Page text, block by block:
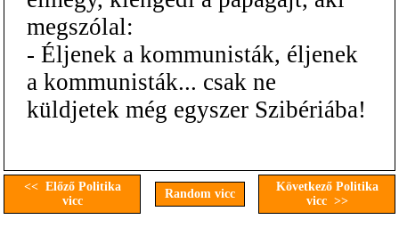
megszólal:
- Éljenek a kommunisták, éljenek
a kommunisták... csak ne
küldjetek még egyszer Szibériába!
<< Előző Politika
vicc
Random vicc
Következő Politika
vicc >>